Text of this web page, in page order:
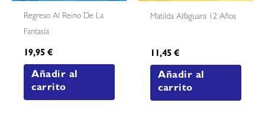
Regreso Al Reino De La
Fantasía
19,95€
Añadir al
carrito
Matilda Alfaguara 12 Años
11,45€
Añadir al
carrito